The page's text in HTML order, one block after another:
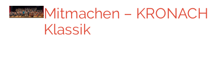
Mitmachen – KRONACH
Klassik